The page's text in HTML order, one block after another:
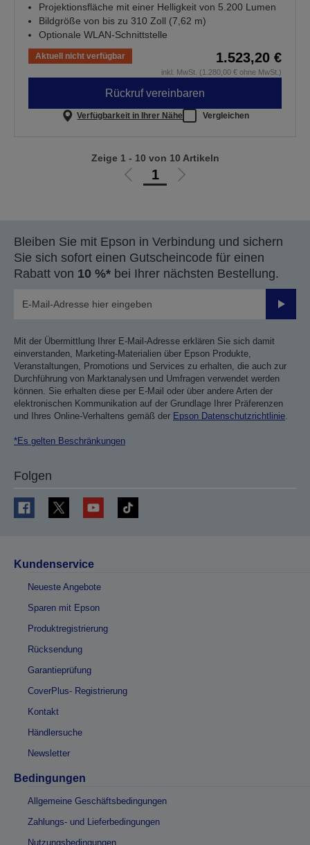
Projektionsfläche mit einer Helligkeit von 5.200 Lumen
Bildgröße von bis zu 310 Zoll (7,62 m)
Optionale WLAN-Schnittstelle
Aktuell nicht verfügbar 1.523,20 €
inkl. MwSt. (1.280,00 € ohne MwSt.)
Rückruf vereinbaren
Verfügbarkeit in Ihrer Nähe Vergleichen
Zur
1
Zur
Zeige 1 - 10 von 10 Artikeln
Bleiben Sie mit Epson in Verbindung und sichern
Sie sich sofort einen Gutscheincode für einen
Rabatt von 10 %* bei Ihrer nächsten Bestellung.
Mit der Übermittlung Ihrer E-Mail-Adresse erklären Sie sich damit
einverstanden, Marketing-Materialien über Epson Produkte,
Veranstaltungen, Promotions und Services zu erhalten, die auch zur
Durchführung von Marktanalysen und Umfragen verwendet werden
können. Sie erhalten diese per E-Mail oder über andere Arten der
elektronischen Kommunikation auf der Grundlage Ihrer Präferenzen
und Ihres Online-Verhaltens gemäß der Epson Datenschutzrichtlinie.
*Es gelten Beschränkungen
Folgen
Kundenservice
Neueste Angebote
Sparen mit Epson
Produktregistrierung
Rücksendung
Garantieprüfung
CoverPlus- Registrierung
Kontakt
Händlersuche
Newsletter
Bedingungen
Allgemeine Geschäftsbedingungen
Zahlungs- und Lieferbedingungen
Nutzungsbedingungen